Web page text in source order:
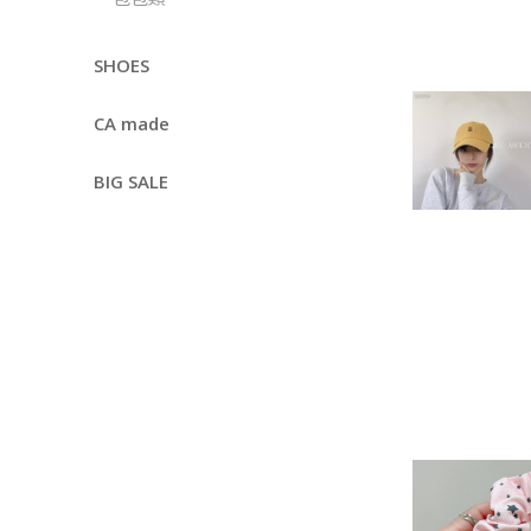
SHOES
CA made
BIG SALE